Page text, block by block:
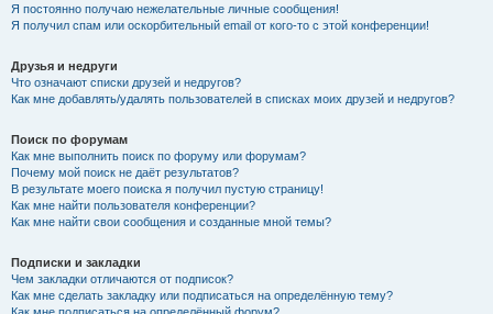
Я постоянно получаю нежелательные личные сообщения!
Я получил спам или оскорбительный email от кого-то с этой конференции!
Друзья и недруги
Что означают списки друзей и недругов?
Как мне добавлять/удалять пользователей в списках моих друзей и недругов?
Поиск по форумам
Как мне выполнить поиск по форуму или форумам?
Почему мой поиск не даёт результатов?
В результате моего поиска я получил пустую страницу!
Как мне найти пользователя конференции?
Как мне найти свои сообщения и созданные мной темы?
Подписки и закладки
Чем закладки отличаются от подписок?
Как мне сделать закладку или подписаться на определённую тему?